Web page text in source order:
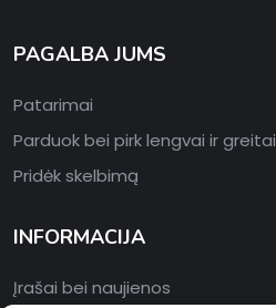
PAGALBA JUMS
Patarimai
Parduok bei pirk lengvai ir greitai
Pridėk skelbimą
INFORMACIJA
Įrašai bei naujienos